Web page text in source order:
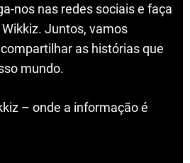
nos nas redes sociais e faça
Juntos, vamos
as histórias que
mundo.
– onde a informação é